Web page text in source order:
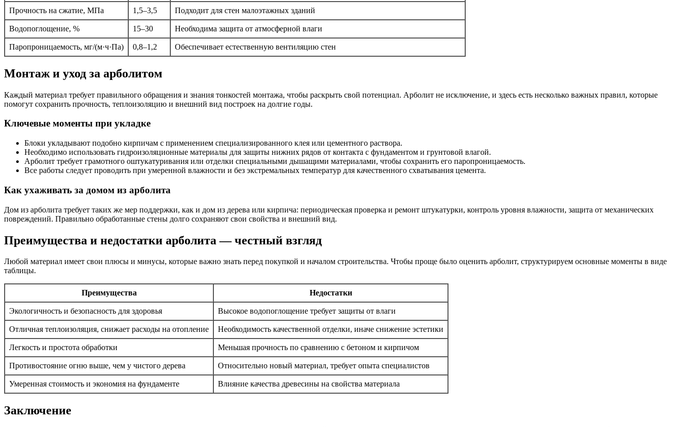
Прочность на сжатие, МПа 1,5–3,5 Подходит для стен малоэтажных зданий
Водопоглощение, % 15–30 Необходима защита от атмосферной влаги
Паропроницаемость, мг/(м·ч·Па) 0,8–1,2 Обеспечивает естественную вентиляцию стен
Монтаж и уход за арболитом
Каждый материал требует правильного обращения и знания тонкостей монтажа, чтобы раскрыть свой потенциал. Арболит не исключение, и здесь есть несколько важных правил, которые
помогут сохранить прочность, теплоизоляцию и внешний вид построек на долгие годы.
Ключевые моменты при укладке
Блоки укладывают подобно кирпичам с применением специализированного клея или цементного раствора.
Необходимо использовать гидроизоляционные материалы для защиты нижних рядов от контакта с фундаментом и грунтовой влагой.
Арболит требует грамотного оштукатуривания или отделки специальными дышащими материалами, чтобы сохранить его паропроницаемость.
Все работы следует проводить при умеренной влажности и без экстремальных температур для качественного схватывания цемента.
Как ухаживать за домом из арболита
Дом из арболита требует таких же мер поддержки, как и дом из дерева или кирпича: периодическая проверка и ремонт штукатурки, контроль уровня влажности, защита от механических
повреждений. Правильно обработанные стены долго сохраняют свои свойства и внешний вид.
Преимущества и недостатки арболита — честный взгляд
Любой материал имеет свои плюсы и минусы, которые важно знать перед покупкой и началом строительства. Чтобы проще было оценить арболит, структурируем основные моменты в виде
таблицы.
Преимущества Недостатки
Экологичность и безопасность для здоровья Высокое водопоглощение требует защиты от влаги
Отличная теплоизоляция, снижает расходы на отопление Необходимость качественной отделки, иначе снижение эстетики
Легкость и простота обработки Меньшая прочность по сравнению с бетоном и кирпичом
Противостояние огню выше, чем у чистого дерева Относительно новый материал, требует опыта специалистов
Умеренная стоимость и экономия на фундаменте Влияние качества древесины на свойства материала
Заключение